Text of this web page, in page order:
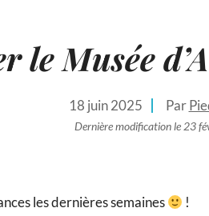
le Musée
18 juin 2025 Par
Dernière modification le 23
les dernières semaines !